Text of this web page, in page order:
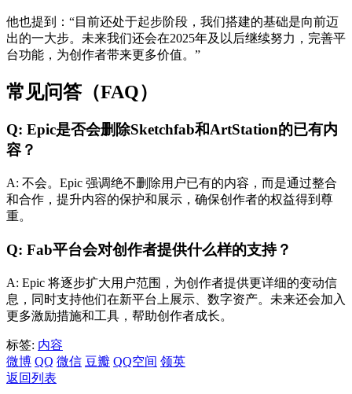
他也提到：“目前还处于起步阶段，我们搭建的基础是向前迈
出的一大步。未来我们还会在2025年及以后继续努力，完善平
台功能，为创作者带来更多价值。”
常见问答（FAQ）
Q: Epic是否会删除Sketchfab和ArtStation的已有内
容？
A: 不会。Epic 强调绝不删除用户已有的内容，而是通过整合
和合作，提升内容的保护和展示，确保创作者的权益得到尊
重。
Q: Fab平台会对创作者提供什么样的支持？
A: Epic 将逐步扩大用户范围，为创作者提供更详细的变动信
息，同时支持他们在新平台上展示、数字资产。未来还会加入
更多激励措施和工具，帮助创作者成长。
标签: 内容
微博 QQ 微信 豆瓣 QQ空间 领英
返回列表